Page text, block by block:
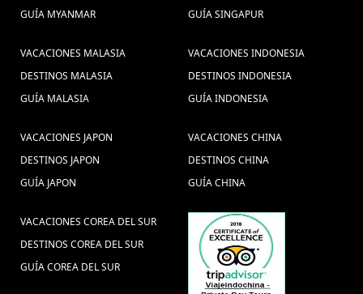
GUÍA MYANMAR
GUÍA SINGAPUR
VACACIONES MALASIA
DESTINOS MALASIA
GUÍA MALASIA
VACACIONES INDONESIA
DESTINOS INDONESIA
GUÍA INDONESIA
VACACIONES JAPON
DESTINOS JAPON
GUÍA JAPON
VACACIONES CHINA
DESTINOS CHINA
GUÍA CHINA
VACACIONES COREA DEL SUR
DESTINOS COREA DEL SUR
GUÍA COREA DEL SUR